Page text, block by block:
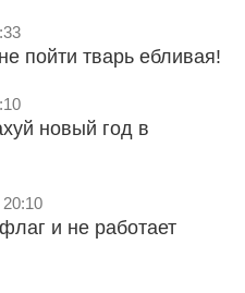
пойти тварь ебливая!
новый год в
20:10
и не работает